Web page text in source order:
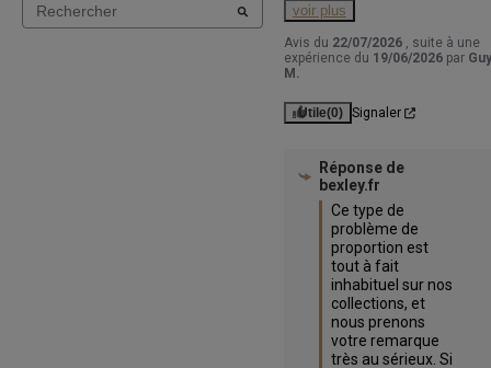
voir plus
Avis du 22/07/2026 , suite à une
expérience du 19/06/2026 par Guy
M.
Utile(0) Signaler
Réponse de
bexley.fr
Ce type de
problème de
proportion est
tout à fait
inhabituel sur nos
collections, et
nous prenons
votre remarque
très au sérieux. Si